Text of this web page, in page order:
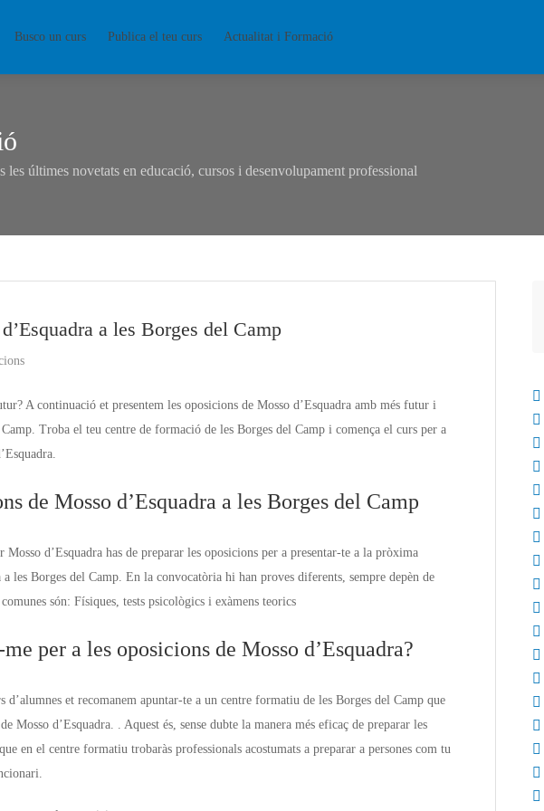
Busco un curs Publica el teu curs Actualitat i Formació
últimes novetats en educació, cursos i desenvolupament professional
a les Borges del Camp
A continuació et presentem les oposicions de Mosso d’Esquadra amb més futur i
Camp. Troba el teu centre de formació de les Borges del Camp i comença el curs per a
de Mosso d’Esquadra a les Borges del Camp
d’Esquadra has de preparar les oposicions per a presentar-te a la pròxima
a les Borges del Camp. En la convocatòria hi han proves diferents, sempre depèn de
són: Físiques, tests psicològics i exàmens teorics
per a les oposicions de Mosso d’Esquadra?
d’alumnes et recomanem apuntar-te a un centre formatiu de les Borges del Camp que
Mosso d’Esquadra. . Aquest és, sense dubte la manera més eficaç de preparar les
en el centre formatiu trobaràs professionals acostumats a preparar a persones com tu